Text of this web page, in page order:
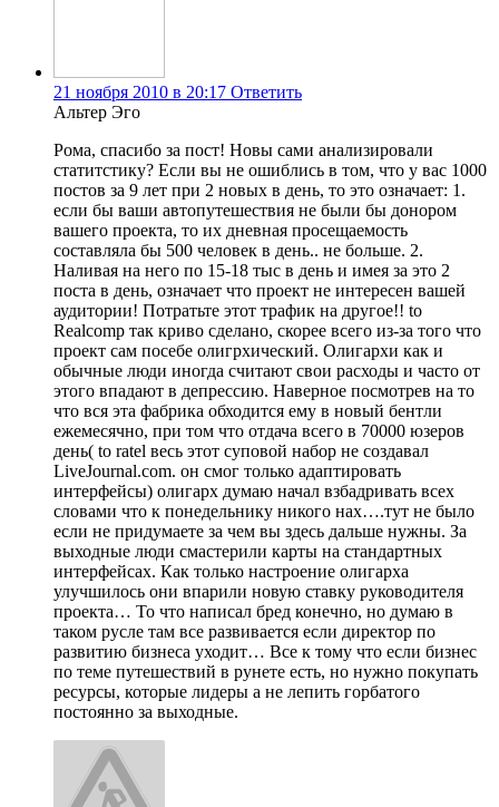
21 ноября 2010 в 20:17 Ответить
Альтер Эго
Рома, спасибо за пост! Новы сами анализировали
статитстику? Если вы не ошиблись в том, что у вас 1000
постов за 9 лет при 2 новых в день, то это означает: 1.
если бы ваши автопутешествия не были бы донором
вашего проекта, то их дневная просещаемость
составляла бы 500 человек в день.. не больше. 2.
Наливая на него по 15-18 тыс в день и имея за это 2
поста в день, означает что проект не интересен вашей
аудитории! Потратьте этот трафик на другое!! to
Realcomp так криво сделано, скорее всего из-за того что
проект сам посебе олигрхический. Олигархи как и
обычные люди иногда считают свои расходы и часто от
этого впадают в депрессию. Наверное посмотрев на то
что вся эта фабрика обходится ему в новый бентли
ежемесячно, при том что отдача всего в 70000 юзеров
день( to ratel весь этот суповой набор не создавал
LiveJournal.com. он смог только адаптировать
интерфейсы) олигарх думаю начал взбадривать всех
словами что к понедельнику никого нах….тут не было
если не придумаете за чем вы здесь дальше нужны. За
выходные люди смастерили карты на стандартных
интерфейсах. Как только настроение олигарха
улучшилось они впарили новую ставку руководителя
проекта… То что написал бред конечно, но думаю в
таком русле там все развивается если директор по
развитию бизнеса уходит… Все к тому что если бизнес
по теме путешествий в рунете есть, но нужно покупать
ресурсы, которые лидеры а не лепить горбатого
постоянно за выходные.